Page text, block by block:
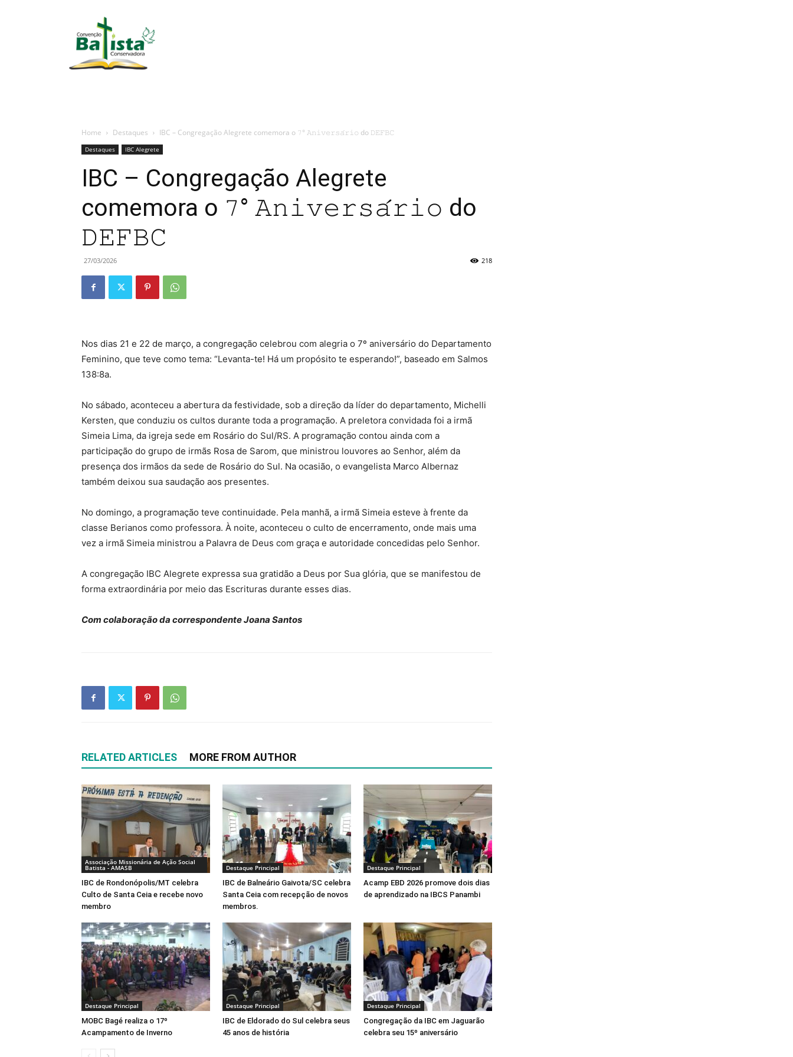
portalbatista.com.br
Home Destaques IBC – Congregação Alegrete comemora o 𝟽° 𝙰𝚗𝚒𝚟𝚎𝚛𝚜𝚊́𝚛𝚒𝚘 do 𝙳𝙴𝙵𝙱𝙲
Destaques IBC Alegrete
IBC – Congregação Alegrete
comemora o 𝟽° 𝙰𝚗𝚒𝚟𝚎𝚛𝚜𝚊́𝚛𝚒𝚘 do
𝙳𝙴𝙵𝙱𝙲
27/03/2026 218
Nos dias 21 e 22 de março, a congregação celebrou com alegria o 7º aniversário do Departamento
Feminino, que teve como tema: “Levanta-te! Há um propósito te esperando!”, baseado em Salmos
138:8a.
No sábado, aconteceu a abertura da festividade, sob a direção da líder do departamento, Michelli
Kersten, que conduziu os cultos durante toda a programação. A preletora convidada foi a irmã
Simeia Lima, da igreja sede em Rosário do Sul/RS. A programação contou ainda com a
participação do grupo de irmãs Rosa de Sarom, que ministrou louvores ao Senhor, além da
presença dos irmãos da sede de Rosário do Sul. Na ocasião, o evangelista Marco Albernaz
também deixou sua saudação aos presentes.
No domingo, a programação teve continuidade. Pela manhã, a irmã Simeia esteve à frente da
classe Berianos como professora. À noite, aconteceu o culto de encerramento, onde mais uma
vez a irmã Simeia ministrou a Palavra de Deus com graça e autoridade concedidas pelo Senhor.
A congregação IBC Alegrete expressa sua gratidão a Deus por Sua glória, que se manifestou de
forma extraordinária por meio das Escrituras durante esses dias.
Com colaboração da correspondente Joana Santos
RELATED ARTICLES MORE FROM AUTHOR
Associação Missionária de Ação Social
Batista - AMASB
IBC de Rondonópolis/MT celebra
Culto de Santa Ceia e recebe novo
membro
Destaque Principal
IBC de Balneário Gaivota/SC celebra
Santa Ceia com recepção de novos
membros.
Destaque Principal
Acamp EBD 2026 promove dois dias
de aprendizado na IBCS Panambi
Destaque Principal
MOBC Bagé realiza o 17º
Acampamento de Inverno
Destaque Principal
IBC de Eldorado do Sul celebra seus
45 anos de história
Destaque Principal
Congregação da IBC em Jaguarão
celebra seu 15º aniversário